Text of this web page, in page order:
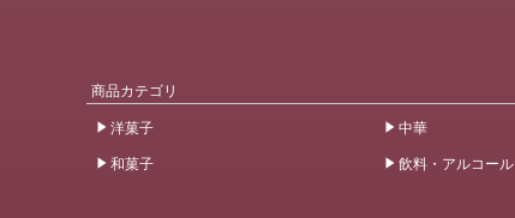
商品カテゴリ
洋菓子
中華
和菓子
飲料・アルコール